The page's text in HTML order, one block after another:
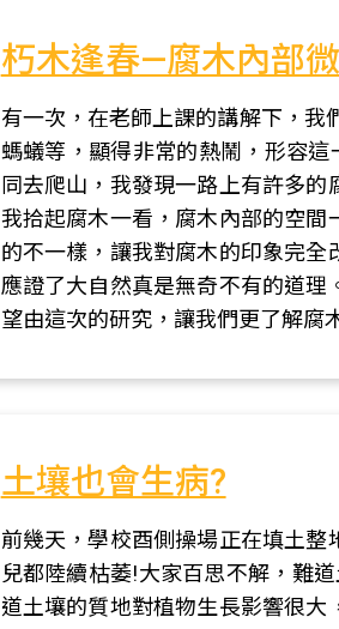
朽木逢春—腐木內部
有一次，在老師上課的講解下，我
螞蟻等，顯得非常的熱鬧，形容
同去爬山，我發現一路上有許多
我拾起腐木一看，腐木內部的空
的不一樣，讓我對腐木的印象完
應證了大自然真是無奇不有的道
望由這次的研究，讓我們更了解腐
土壤也會生病?
前幾天，學校酉側操場正在填土
兒都陸續枯萎!大家百思不解，難
道土壤的質地對植物生長影響很